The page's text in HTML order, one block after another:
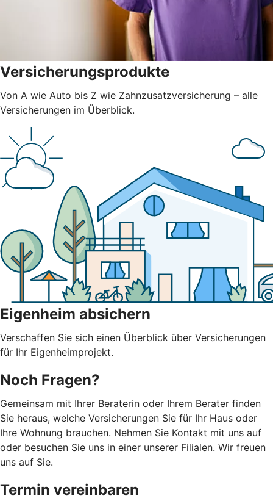
Versicherungsprodukte
Von A wie Auto bis Z wie Zahnzusatzversicherung – alle
Versicherungen im Überblick.
Eigenheim absichern
Verschaffen Sie sich einen Überblick über Versicherungen
für Ihr Eigenheimprojekt.
Noch Fragen?
Gemeinsam mit Ihrer Beraterin oder Ihrem Berater finden
Sie heraus, welche Versicherungen Sie für Ihr Haus oder
Ihre Wohnung brauchen. Nehmen Sie Kontakt mit uns auf
oder besuchen Sie uns in einer unserer Filialen. Wir freuen
uns auf Sie.
Termin vereinbaren